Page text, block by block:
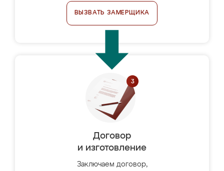
ВЫЗВАТЬ ЗАМЕРЩИКА
Договор
и изготовление
Заключаем договор,